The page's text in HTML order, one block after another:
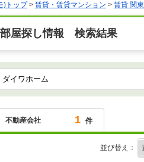
)トップ> 賃貸・賃貸マンション > 賃貸 関東
屋探し情報 検索結果
不動産会社 1 件
並び替え：